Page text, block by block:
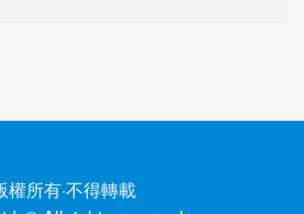
權所有·不得轉載